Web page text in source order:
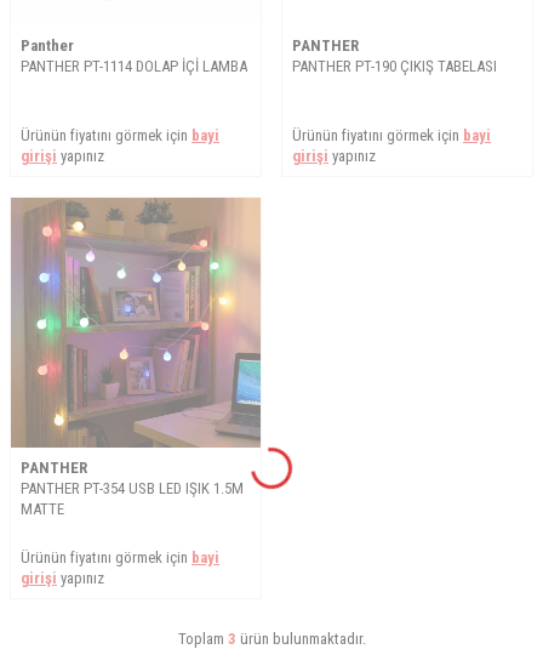
Panther
PANTHER PT-1114 DOLAP İÇİ LAMBA
Ürünün fiyatını görmek için bayi
girişi yapınız
PANTHER
PANTHER PT-190 ÇIKIŞ TABELASI
Ürünün fiyatını görmek için bayi
girişi yapınız
PANTHER
PANTHER PT-354 USB LED IŞIK 1.5M
MATTE
Ürünün fiyatını görmek için bayi
girişi yapınız
Toplam 3 ürün bulunmaktadır.